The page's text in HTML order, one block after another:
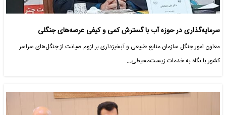
سرمایه‌گذاری در حوزه آب با گسترش کمی و کیفی عرصه‌های جنگلی
معاون امور جنگل سازمان منابع طبیعی و آبخیزداری بر لزوم صیانت از جنگل‌های سراسر
کشور با نگاه به خدمات زیست‌محیطی…